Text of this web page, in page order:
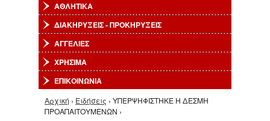
ΑΘΛΗΤΙΚΑ
ΔΙΑΚΗΡΥΞΕΙΣ - ΠΡΟΚΗΡΥΞΕΙΣ
ΑΓΓΕΛΙΕΣ
ΧΡΗΣΙΜΑ
ΕΠΙΚΟΙΝΩΝΙΑ
Είστε εδώ
Αρχική › Ειδήσεις › ΥΠΕΡΨΗΦΙΣΤΗΚΕ Η ΔΕΣΜΗ
ΠΡΟΑΠΑΙΤΟΥΜΕΝΩΝ ›